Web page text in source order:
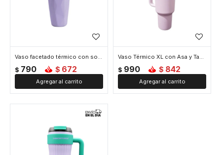
Vaso facetado térmico con sorbito - Lila
$ 790 $ 672
Vaso Térmico XL con Asa y Tapa 1200ml - Lila
$ 990 $ 842